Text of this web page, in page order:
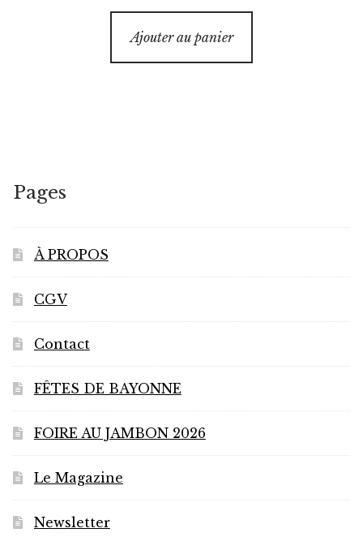
Ajouter au panier
Pages
À PROPOS
CGV
Contact
FÊTES DE BAYONNE
FOIRE AU JAMBON 2026
Le Magazine
Newsletter